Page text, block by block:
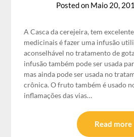
Posted on Maio 20,
A Casca da cerejeira, tem
medicinais é fazer uma infusão
aconselhável no tratamento de
infusão também pode ser usada
mas ainda pode ser usada no
crônica. O fruto também é usado
inflamações das vias…
Read more